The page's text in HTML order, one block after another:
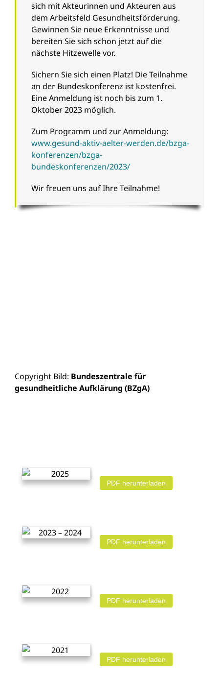
sich mit Akteurinnen und Akteuren aus
dem Arbeitsfeld Gesundheitsförderung.
Gewinnen Sie neue Erkenntnisse und
bereiten Sie sich schon jetzt auf die
nächste Hitzewelle vor.
Sichern Sie sich einen Platz! Die Teilnahme
an der Bundeskonferenz ist kostenfrei.
Eine Anmeldung ist noch bis zum 1.
Oktober 2023 möglich.
Zum Programm und zur Anmeldung:
www.gesund-aktiv-aelter-werden.de/bzga-
konferenzen/bzga-
bundeskonferenzen/2023/
Wir freuen uns auf Ihre Teilnahme!
Copyright Bild: Bundeszentrale für
gesundheitliche Aufklärung (BZgA)
PDF herunterladen
PDF herunterladen
PDF herunterladen
PDF herunterladen